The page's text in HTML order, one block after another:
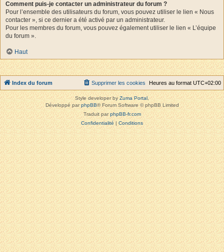
Comment puis-je contacter un administrateur du forum ?
Pour l’ensemble des utilisateurs du forum, vous pouvez utiliser le lien « Nous
contacter », si ce dernier a été activé par un administrateur.
Pour les membres du forum, vous pouvez également utiliser le lien « L’équipe
du forum ».
Haut
Index du forum Heures au format UTC+02:00
Supprimer les cookies
Style developer byZuma Portal,
Développé parphpBB® Forum Software © phpBB Limited
Traduit parphpBB-fr.com
Confidentialité|Conditions